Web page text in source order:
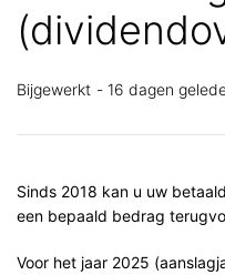
Bijgewerkt 16 dagen
Sinds 2018 kan u uw
een bepaald bedrag
Voor het jaar 2025